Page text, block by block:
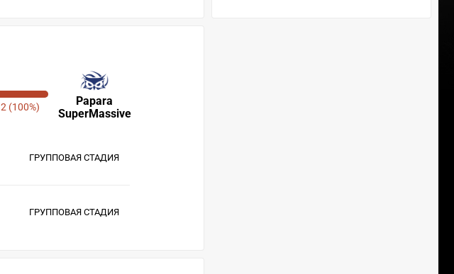
Papara
SuperMassive
2 (100%)
ГРУППОВАЯ СТАДИЯ
ГРУППОВАЯ СТАДИЯ